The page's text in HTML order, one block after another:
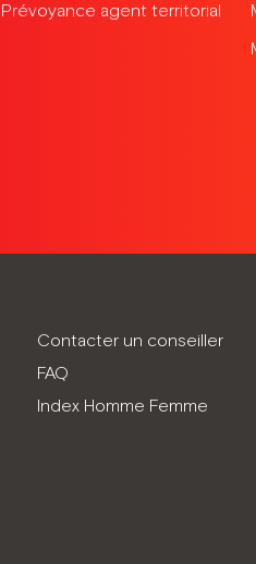
Prévoyance agent territorial
Contacter un conseiller
FAQ
Index Homme Femme